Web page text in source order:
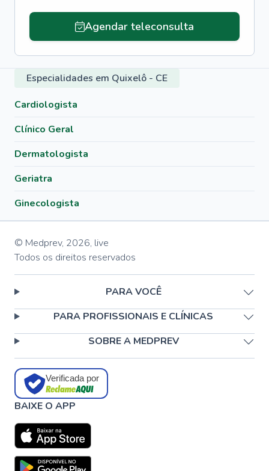
Agendar teleconsulta
Especialidades em Quixelô - CE
Cardiologista
Clínico Geral
Dermatologista
Geriatra
Ginecologista
© Medprev, 2026, live
Todos os direitos reservados
PARA VOCÊ
PARA PROFISSIONAIS E CLÍNICAS
SOBRE A MEDPREV
Verificada por
BAIXE O APP